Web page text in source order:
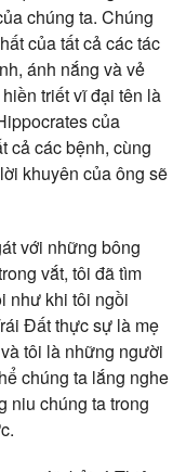
chúng ta. Chúng
của tất cả các tác
ánh nắng và vẻ
triết vĩ đại tên là
của
cả các bệnh, cùng
khuyên của ông sẽ
với những bông
vắt, tôi đã tìm
như khi tôi ngồi
Đất thực sự là mẹ
tôi là những người
chúng ta lắng nghe
niu chúng ta trong